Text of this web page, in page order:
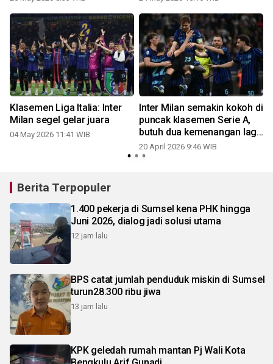
Klasemen Liga Italia: Inter
Milan segel gelar juara
04 May 2026 11:41 WIB
Inter Milan semakin kokoh di
puncak klasemen Serie A,
butuh dua kemenangan lagi
untuk juara
20 April 2026 9:46 WIB
Berita Terpopuler
1.400 pekerja di Sumsel kena PHK hingga
Juni 2026, dialog jadi solusi utama
12 jam lalu
BPS catat jumlah penduduk miskin di Sumsel
turun28.300 ribu jiwa
13 jam lalu
KPK geledah rumah mantan Pj Wali Kota